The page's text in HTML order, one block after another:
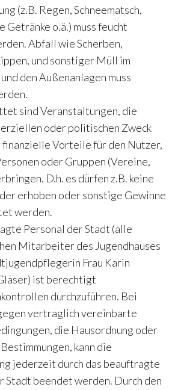
(z.B. Regen, Schneematsch,
o.ä.) muss feucht
Abfall wie Scherben,
und sonstiger Müll im
den Außenanlagen muss
sind Veranstaltungen, die
oder politischen Zweck
finanzielle Vorteile für den Nutzer,
oder Gruppen (Vereine,
D.h. es dürfen z.B. keine
erhoben oder sonstige Gewinne
werden.
Personal der Stadt (alle
Mitarbeiter des Jugendhauses
Frau Karin
ist berechtigt
durchzuführen. Bei
vertraglich vereinbarte
die Hausordnung oder
kann die
jederzeit durch das beauftragte
Stadt beendet werden. Durch den